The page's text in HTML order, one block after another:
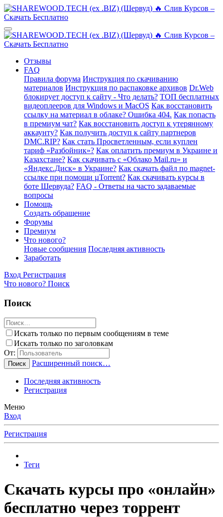
Отзывы
FAQ
Правила форума Инструкция по скачиванию
материалов Инструкция по распаковке архивов Dr.Web
блокирует доступ к сайту - Что делать? ТОП бесплатных
видеоплееров для Windows и MacOS Как восстановить
ссылку на материал в облаке? Ошибка 404. Как попасть
в премиум чат? Как восстановить доступ к утерянному
аккаунту? Как получить доступ к сайту партнеров
DMC.RIP? Как стать Просветленным, если куплен
тариф «Разбойник»? Как оплатить премиум в Украине и
Казахстане? Как скачивать с «Облако Mail.ru» и
«Яндекс.Диск» в Украине? Как скачать файл по magnet-
ссылке при помощи µTorrent? Как скачивать курсы в
боте Шервуда? FAQ - Ответы на часто задаваемые
вопросы
Помощь
Создать обращение
Форумы
Премиум
Что нового?
Новые сообщения Последняя активность
Заработать
Вход Регистрация
Что нового? Поиск
Поиск
Искать только по первым сообщениям в теме
Искать только по заголовкам
От:
Поиск Расширенный поиск…
Последняя активность
Регистрация
Меню
Вход
Регистрация
Теги
Скачать курсы про «онлайн»
бесплатно через торрент